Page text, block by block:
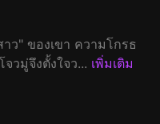
ว" ของเขา ความโกรธ
วมู่จึงตั้งใจว... เพิ่มเติม